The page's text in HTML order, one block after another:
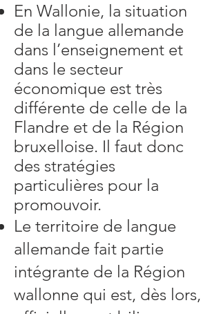
En Wallonie, la situation
de la langue allemande
dans l’enseignement et
dans le secteur
économique est très
différente de celle de la
Flandre et de la Région
bruxelloise. Il faut donc
des stratégies
particulières pour la
promouvoir.
Le territoire de langue
allemande fait partie
intégrante de la Région
wallonne qui est, dès lors,